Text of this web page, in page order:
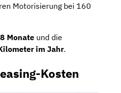
Motorisierung bei 160
Monate und die
im Jahr.
Kosten